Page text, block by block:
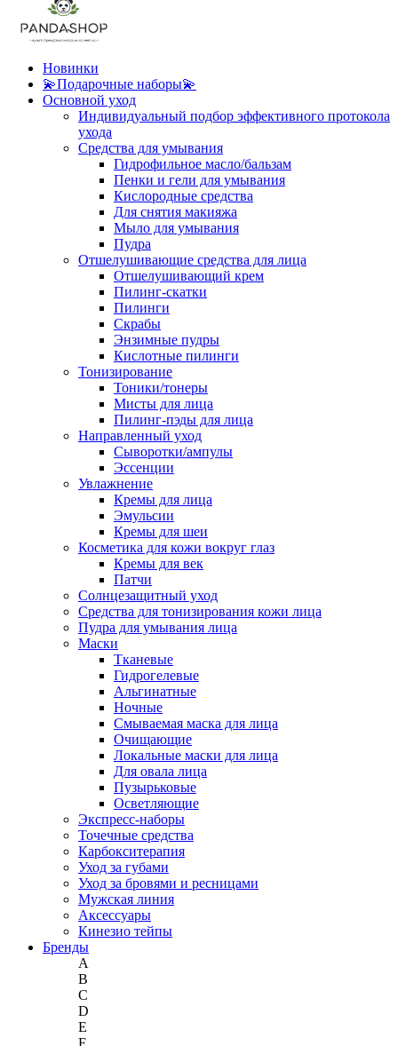
Новинки
💫Подарочные наборы💫
Основной уход
Индивидуальный подбор эффективного протокола
ухода
Средства для умывания
Гидрофильное масло/бальзам
Пенки и гели для умывания
Кислородные средства
Для снятия макияжа
Мыло для умывания
Пудра
Отшелушивающие средства для лица
Отшелушивающий крем
Пилинг-скатки
Пилинги
Скрабы
Энзимные пудры
Кислотные пилинги
Тонизирование
Тоники/тонеры
Мисты для лица
Пилинг-пэды для лица
Направленный уход
Сыворотки/ампулы
Эссенции
Увлажнение
Кремы для лица
Эмульсии
Кремы для шеи
Косметика для кожи вокруг глаз
Кремы для век
Патчи
Солнцезащитный уход
Средства для тонизирования кожи лица
Пудра для умывания лица
Маски
Тканевые
Гидрогелевые
Альгинатные
Ночные
Смываемая маска для лица
Очищающие
Локальные маски для лица
Для овала лица
Пузырьковые
Осветляющие
Экспресс-наборы
Точечные средства
Карбокситерапия
Уход за губами
Уход за бровями и ресницами
Мужская линия
Аксессуары
Кинезио тейпы
Бренды
A
B
C
D
E
F